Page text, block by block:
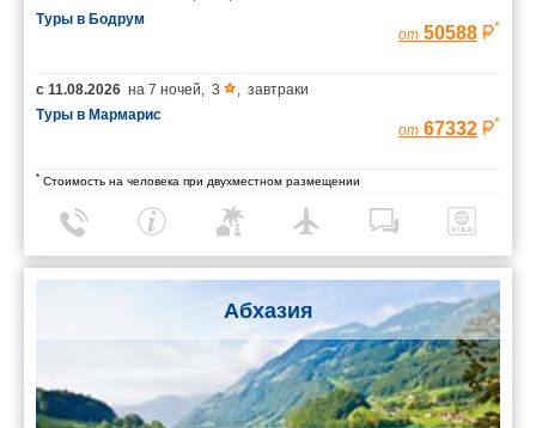
Туры в Бодрум
от 50588 *
с 11.08.2026 на 7 ночей, 3 , завтраки
Туры в Мармарис
от 67332 *
* Стоимость на человека при двухместном размещении
Абхазия